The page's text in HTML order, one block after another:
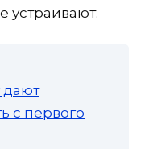
устраивают.
дают
с первого